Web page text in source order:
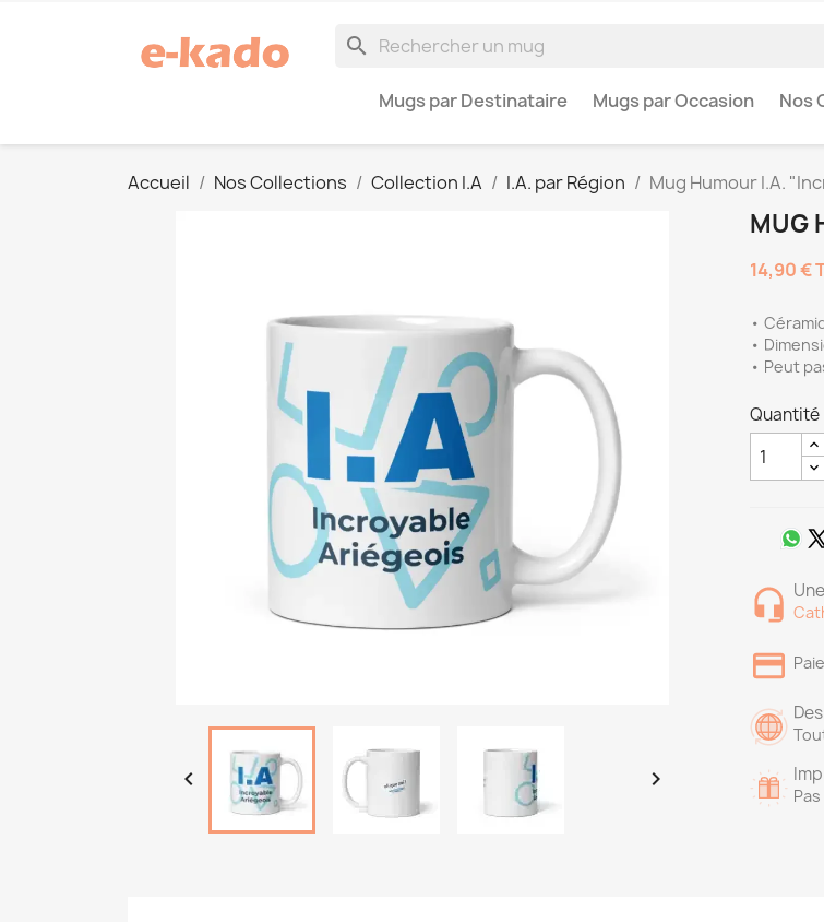
search
Mugs par Destinataire Mugs par Occasion Nos
Accueil Nos Collections Collection I.A I.A. par Région Mug Humour I.A.
 
MUG
14,90 €
•
•
• Peut
Quantité